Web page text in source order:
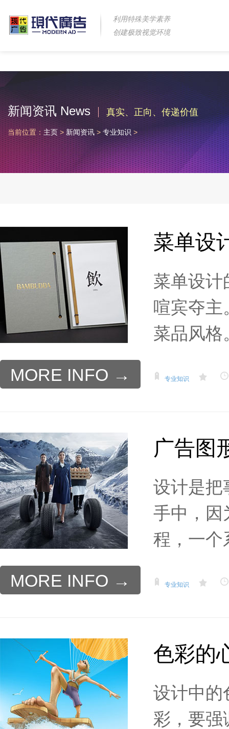
利用特殊美学素养
创建极致视觉环境
新闻资讯 News 真实、正向、传递价值
当前位置：主页 >新闻资讯 > 专业知识 >
菜单设
菜单设计
喧宾夺主
菜品风格
MORE INFO → 专业知识
广告图
设计是把
手中，因
程，一个
MORE INFO → 专业知识
色彩的
设计中的
彩，要强